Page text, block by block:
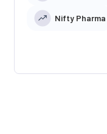
Nifty Pharma